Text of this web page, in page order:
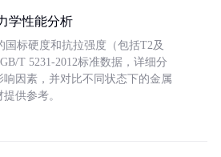
学性能分析
国标硬度和抗拉强度（包括T2及
T 5231-2012标准数据，详细分
因素，并对比不同状态下的金属
供参考。